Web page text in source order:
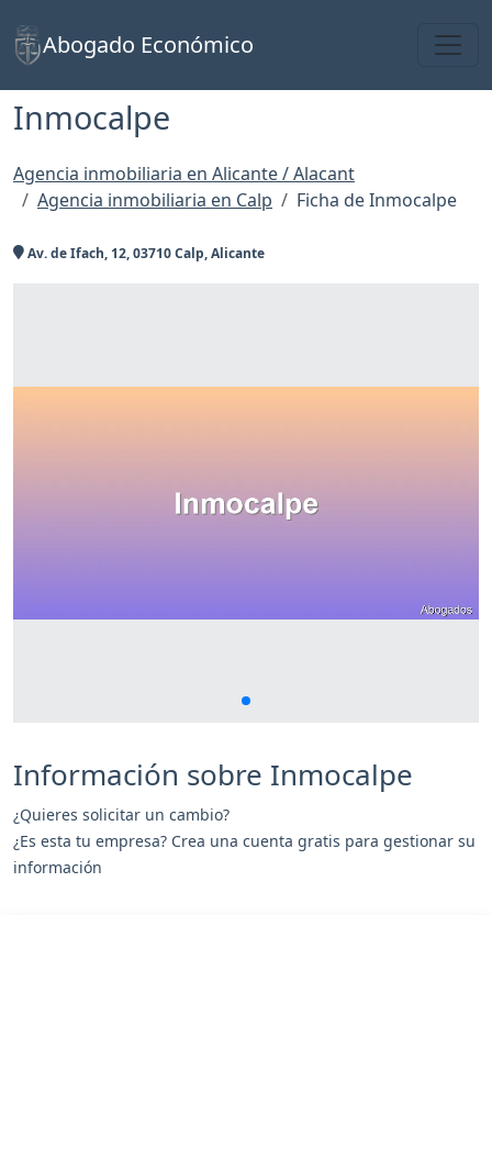
Abogado Económico
Inmocalpe
Agencia inmobiliaria en Alicante / Alacant
Agencia inmobiliaria en Calp
Ficha de Inmocalpe
Av. de Ifach, 12, 03710 Calp, Alicante
Información sobre Inmocalpe
¿Quieres solicitar un cambio?
¿Es esta tu empresa? Crea una cuenta gratis para gestionar su
información